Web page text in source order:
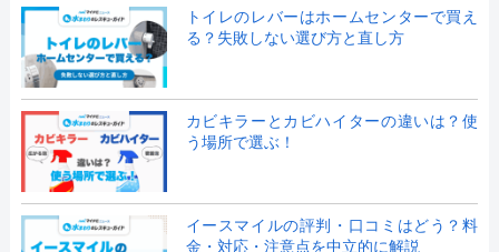
トイレのレバーはホームセンターで買え
る？失敗しない選び方と直し方
カビキラーとカビハイターの違いは？使
う場所で選ぶ！
イースマイルの評判・口コミはどう？料
金・対応・注意点を中立的に解説